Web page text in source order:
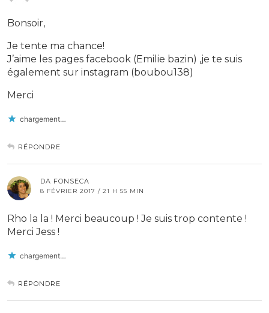
Bonsoir,
Je tente ma chance!
J’aime les pages facebook (Emilie bazin) ,je te suis
également sur instagram (boubou138)
Merci
chargement…
RÉPONDRE
DA FONSECA
8 FÉVRIER 2017 / 21 H 55 MIN
Rho la la ! Merci beaucoup ! Je suis trop contente !
Merci Jess !
chargement…
RÉPONDRE